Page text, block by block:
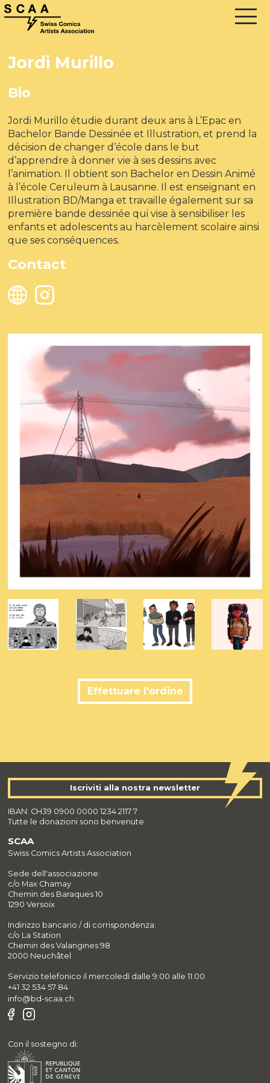
Jordi Murillo
Bio
Jordi Murillo étudie durant deux ans à L’Epac en
Bachelor Bande Dessinée et Illustration, et prend la
décision de changer d’école dans le but
d’apprendre à donner vie à ses dessins avec
l’animation. Il obtient son Bachelor en Dessin Animé
à l’école Ceruleum à Lausanne. Il est enseignant en
Illustration BD/Manga et travaille également sur sa
première bande dessinée qui vise à sensibiliser les
enfants et adolescents au harcèlement scolaire ainsi
que ses conséquences.
Contact
Effettuare l'ordine
SCAA
Swiss Comics Artists Association
Sede dell'associazione:
c/o Max Chamay
Chemin des Baraques 10
1290 Versoix
Indirizzo bancario / di corrispondenza:
c/o La Station
Chemin des Valangines 98
2000 Neuchâtel
Servizio telefonico il mercoledì dalle 9:00 alle 11:00
+41 32 534 57 84
info@bd-scaa.ch
Con il sostegno di:
Iscriviti alla nostra newsletter
IBAN: CH39 0900 0000 1234 2117 7
Tutte le donazioni sono benvenute